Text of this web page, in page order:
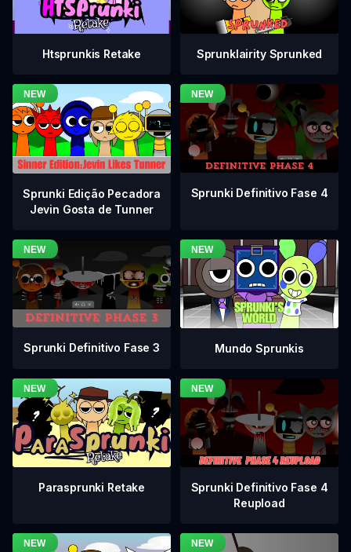
Htsprunkis Retake Sprunklairity Sprunked
Sprunki Edição Pecadora
Jevin Gosta de Tunner
Sprunki Definitivo Fase 4
Sprunki Definitivo Fase 3 Mundo Sprunkis
Parasprunki Retake
Sprunki Definitivo Fase 4
Reupload